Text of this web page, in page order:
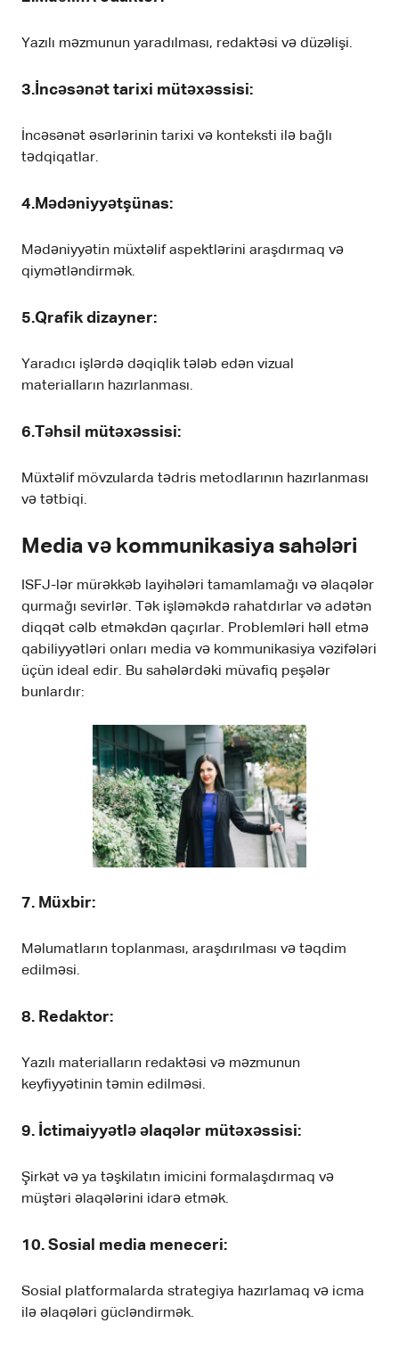
Yazılı məzmunun yaradılması, redaktəsi və düzəlişi.
3.İncəsənət tarixi mütəxəssisi:
İncəsənət əsərlərinin tarixi və konteksti ilə bağlı
tədqiqatlar.
4.Mədəniyyətşünas:
Mədəniyyətin müxtəlif aspektlərini araşdırmaq və
qiymətləndirmək.
5.Qrafik dizayner:
Yaradıcı işlərdə dəqiqlik tələb edən vizual
materialların hazırlanması.
6.Təhsil mütəxəssisi:
Müxtəlif mövzularda tədris metodlarının hazırlanması
və tətbiqi.
Media və kommunikasiya sahələri
ISFJ-lər mürəkkəb layihələri tamamlamağı və əlaqələr
qurmağı sevirlər. Tək işləməkdə rahatdırlar və adətən
diqqət cəlb etməkdən qaçırlar. Problemləri həll etmə
qabiliyyətləri onları media və kommunikasiya vəzifələri
üçün ideal edir. Bu sahələrdəki müvafiq peşələr
bunlardır:
7. Müxbir:
Məlumatların toplanması, araşdırılması və təqdim
edilməsi.
8. Redaktor:
Yazılı materialların redaktəsi və məzmunun
keyfiyyətinin təmin edilməsi.
9. İctimaiyyətlə əlaqələr mütəxəssisi:
Şirkət və ya təşkilatın imicini formalaşdırmaq və
müştəri əlaqələrini idarə etmək.
10. Sosial media meneceri:
Sosial platformalarda strategiya hazırlamaq və icma
ilə əlaqələri gücləndirmək.